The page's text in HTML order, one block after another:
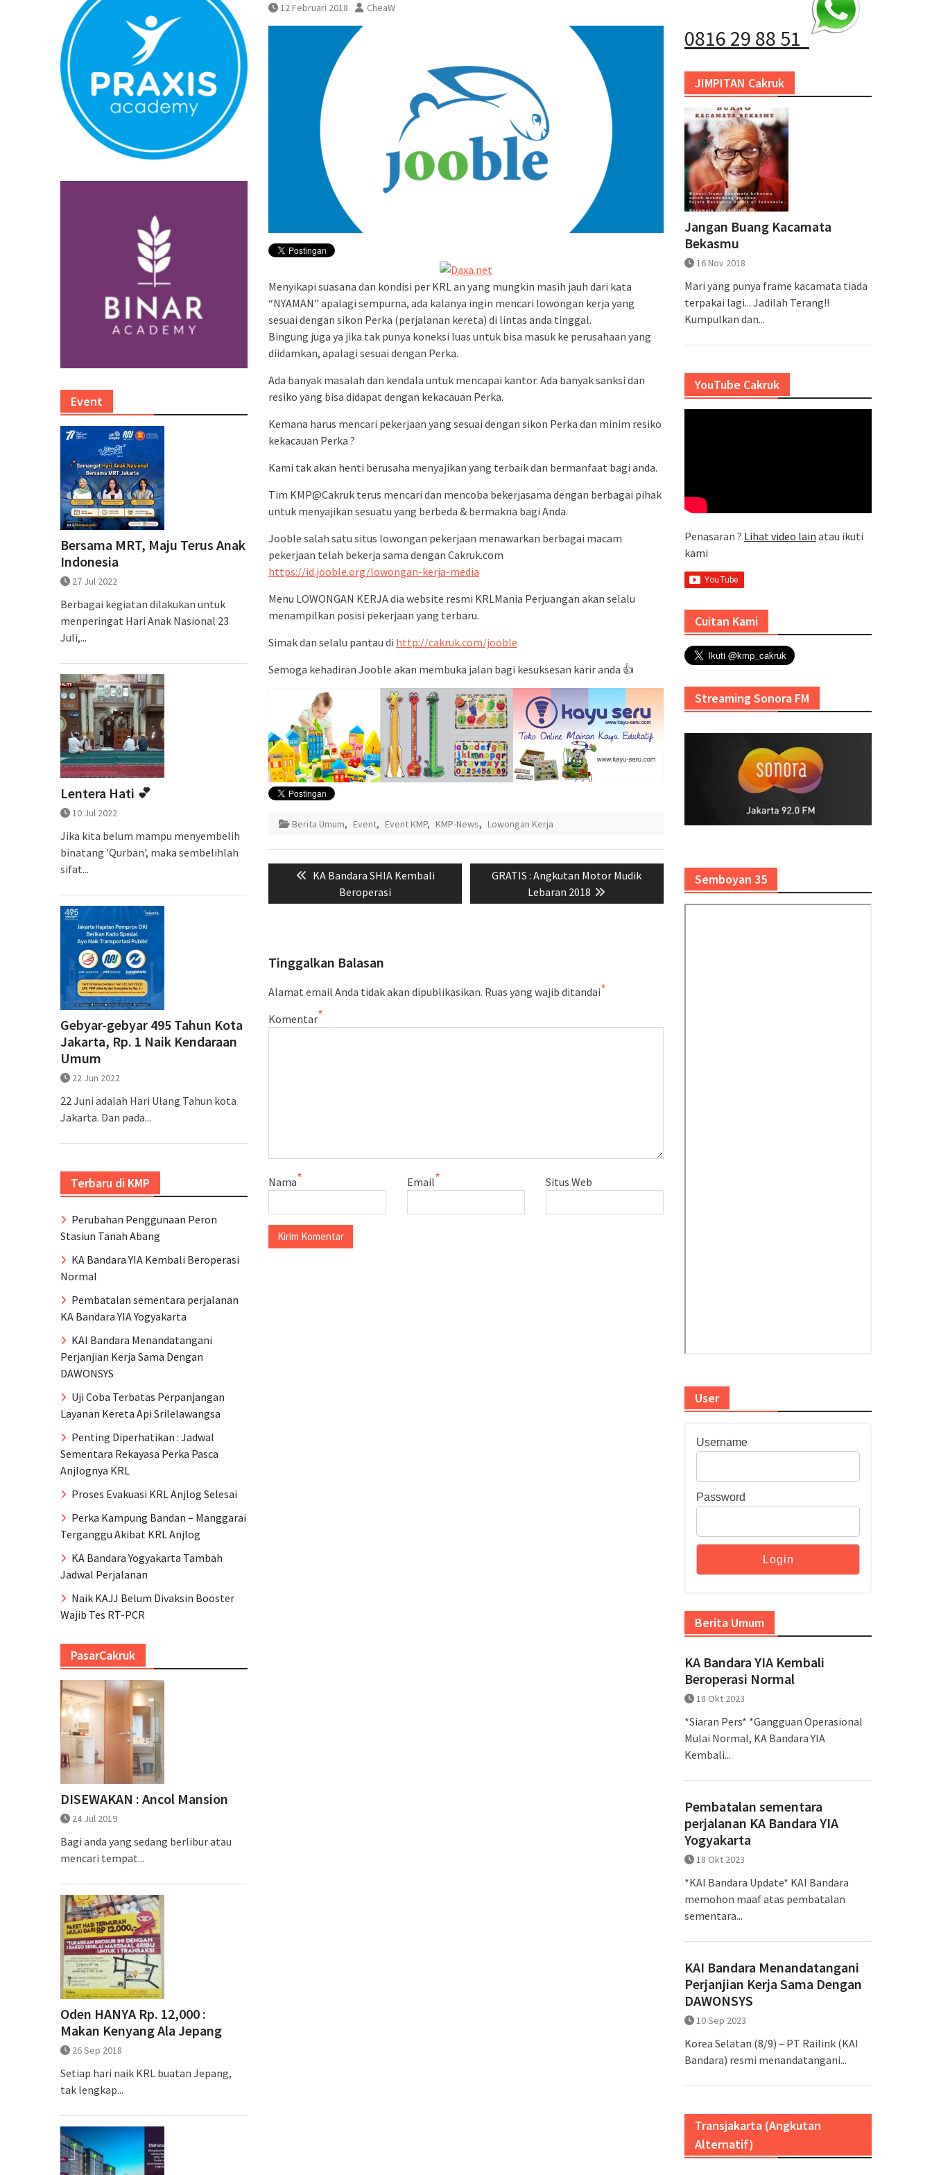
Bandara YIA Yogyakarta
12 Februari 2018 CheaW
Menyikapi suasana dan kondisi per KRL an yang mungkin masih jauh dari kata
“NYAMAN” apalagi sempurna, ada kalanya ingin mencari lowongan kerja yang
sesuai dengan sikon Perka (perjalanan kereta) di lintas anda tinggal.
Bingung juga ya jika tak punya koneksi luas untuk bisa masuk ke perusahaan yang
diidamkan, apalagi sesuai dengan Perka.
Ada banyak masalah dan kendala untuk mencapai kantor. Ada banyak sanksi dan
resiko yang bisa didapat dengan kekacauan Perka.
Kemana harus mencari pekerjaan yang sesuai dengan sikon Perka dan minim resiko
kekacauan Perka ?
Kami tak akan henti berusaha menyajikan yang terbaik dan bermanfaat bagi anda.
Tim KMP@Cakruk terus mencari dan mencoba bekerjasama dengan berbagai pihak
untuk menyajikan sesuatu yang berbeda & bermakna bagi Anda.
Jooble salah satu situs lowongan pekerjaan menawarkan berbagai macam
pekerjaan telah bekerja sama dengan Cakruk.com
https://id.jooble.org/lowongan-kerja-media
Menu LOWONGAN KERJA dia website resmi KRLMania Perjuangan akan selalu
menampilkan posisi pekerjaan yang terbaru.
Simak dan selalu pantau di http://cakruk.com/jooble
Semoga kehadiran Jooble akan membuka jalan bagi kesuksesan karir anda 👍
Berita Umum, Event, Event KMP, KMP-News, Lowongan Kerja
Navigasi
Previous
KA Bandara SHIA Kembali
Beroperasi
Next
GRATIS : Angkutan Motor Mudik
Lebaran 2018
Tinggalkan Balasan
Alamat email Anda tidak akan dipublikasikan. Ruas yang wajib ditandai*
Komentar*
Nama* Email* Situs Web
0816 29 88 51
JIMPITAN Cakruk
Jangan Buang Kacamata
Bekasmu
16 Nov 2018
Mari yang punya frame kacamata tiada
terpakai lagi... Jadilah Terang!!
Kumpulkan dan...
YouTube Cakruk
Penasaran ? Lihat video lain atau ikuti
kami
Cuitan Kami
Streaming Sonora FM
Semboyan 35
User
Username
Password
Berita Umum
KA Bandara YIA Kembali
Beroperasi Normal
18 Okt 2023
*Siaran Pers* *Gangguan Operasional
Mulai Normal, KA Bandara YIA
Kembali...
Pembatalan sementara
perjalanan KA Bandara YIA
Yogyakarta
18 Okt 2023
*KAI Bandara Update* KAI Bandara
memohon maaf atas pembatalan
sementara...
KAI Bandara Menandatangani
Perjanjian Kerja Sama Dengan
DAWONSYS
10 Sep 2023
Korea Selatan (8/9) – PT Railink (KAI
Bandara) resmi menandatangani...
Transjakarta (Angkutan
Alternatif)
Event
Bersama MRT, Maju Terus Anak
Indonesia
27 Jul 2022
Berbagai kegiatan dilakukan untuk
menperingat Hari Anak Nasional 23
Juli,...
Lentera Hati 💕
10 Jul 2022
Jika kita belum mampu menyembelih
binatang 'Qurban', maka sembelihlah
sifat...
Gebyar-gebyar 495 Tahun Kota
Jakarta, Rp. 1 Naik Kendaraan
Umum
22 Jun 2022
22 Juni adalah Hari Ulang Tahun kota
Jakarta. Dan pada...
Terbaru di KMP
Perubahan Penggunaan Peron
Stasiun Tanah Abang
KA Bandara YIA Kembali Beroperasi
Normal
Pembatalan sementara perjalanan
KA Bandara YIA Yogyakarta
KAI Bandara Menandatangani
Perjanjian Kerja Sama Dengan
DAWONSYS
Uji Coba Terbatas Perpanjangan
Layanan Kereta Api Srilelawangsa
Penting Diperhatikan : Jadwal
Sementara Rekayasa Perka Pasca
Anjlognya KRL
Proses Evakuasi KRL Anjlog Selesai
Perka Kampung Bandan – Manggarai
Terganggu Akibat KRL Anjlog
KA Bandara Yogyakarta Tambah
Jadwal Perjalanan
Naik KAJJ Belum Divaksin Booster
Wajib Tes RT-PCR
PasarCakruk
DISEWAKAN : Ancol Mansion
24 Jul 2019
Bagi anda yang sedang berlibur atau
mencari tempat...
Oden HANYA Rp. 12,000 :
Makan Kenyang Ala Jepang
26 Sep 2018
Setiap hari naik KRL buatan Jepang,
tak lengkap...